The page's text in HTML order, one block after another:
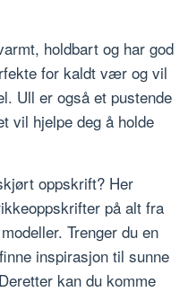
holdbart og har god
for kaldt vær og vil
Ull er også et pustende
vil hjelpe deg å holde
oppskrift? Her
på alt fra
Trenger du en
inspirasjon til sunne
kan du komme